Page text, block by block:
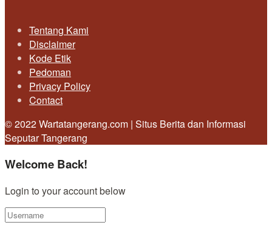
Tentang Kami
Disclaimer
Kode Etik
Pedoman
Privacy Policy
Contact
© 2022 Wartatangerang.com | Situs Berita dan Informasi
Seputar Tangerang
Welcome Back!
Login to your account below